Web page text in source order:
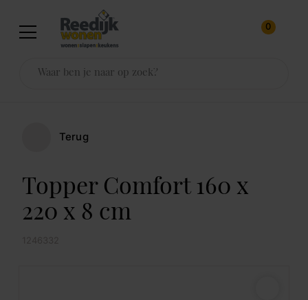
0
Terug
Topper Comfort 160 x
220 x 8 cm